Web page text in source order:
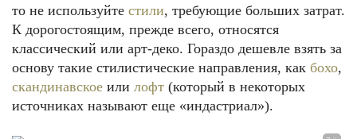
то не используйте стили, требующие больших затрат.
К дорогостоящим, прежде всего, относятся
классический или арт-деко. Гораздо дешевле взять за
основу такие стилистические направления, как бохо,
скандинавское или лофт (который в некоторых
источниках называют еще «индастриал»).